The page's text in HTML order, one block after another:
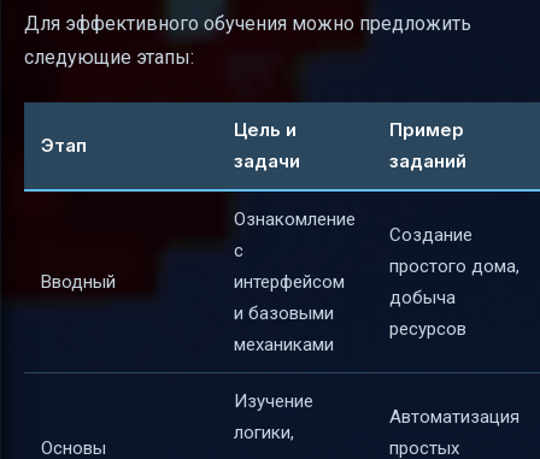
Для эффективного обучения можно предложить
следующие этапы:
Этап
Цель и
задачи
Пример
заданий
Вводный
Ознакомление
с
интерфейсом
и базовыми
механиками
Создание
простого дома,
добыча
ресурсов
Основы
Изучение
логики,
Автоматизация
простых